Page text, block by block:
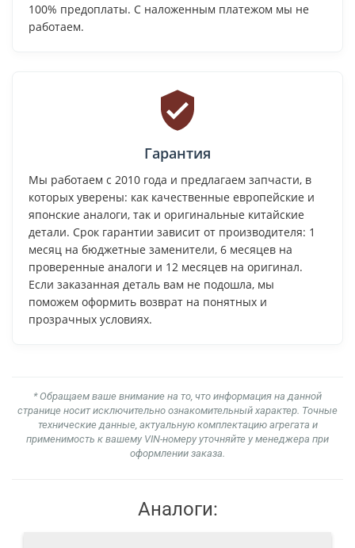
100% предоплаты. С наложенным платежом мы не
работаем.
Гарантия
Мы работаем с 2010 года и предлагаем запчасти, в
которых уверены: как качественные европейские и
японские аналоги, так и оригинальные китайские
детали. Срок гарантии зависит от производителя: 1
месяц на бюджетные заменители, 6 месяцев на
проверенные аналоги и 12 месяцев на оригинал.
Если заказанная деталь вам не подошла, мы
поможем оформить возврат на понятных и
прозрачных условиях.
* Обращаем ваше внимание на то, что информация на данной
странице носит исключительно ознакомительный характер. Точные
технические данные, актуальную комплектацию агрегата и
применимость к вашему VIN-номеру уточняйте у менеджера при
оформлении заказа.
Аналоги: